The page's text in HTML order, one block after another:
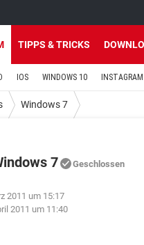
TIPPS & TRICKS
IOS WINDOWS 10 INSTAGRAM
Windows 7
7 Geschlossen
2011 um 15:17
2011 um 11:40